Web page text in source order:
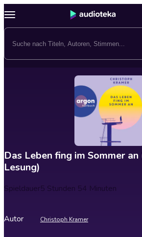
Das Leben fing im Sommer
Lesung)
Spieldauer5 Stunden 54 Minuten
Autor Christoph Kramer